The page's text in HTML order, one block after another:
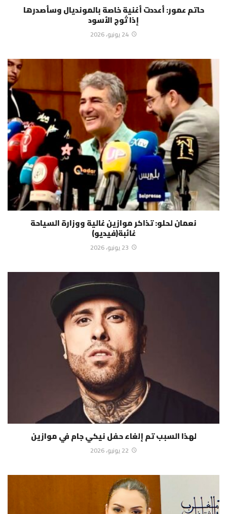
حاتم عمور: أعددت أغنية خاصة بالمونديال وسأصدرها
إذا تُوج الأسود
24 يونيو، 2026
نعمان لحلو: تذاكر موازين غالية ووزارة السياحة
غائبة(فيديو)
23 يونيو، 2026
لهذا السبب تم إلغاء حفل نيكي جام في موازين
22 يونيو، 2026